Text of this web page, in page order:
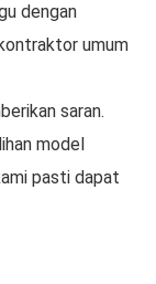
dengan
umum
saran.
model
pasti dapat